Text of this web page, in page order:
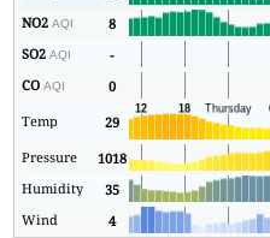
NO2AQI 8
SO2AQI -
COAQI 0
Temp
29
Pressure
1018
Humidity
35
Wind
4